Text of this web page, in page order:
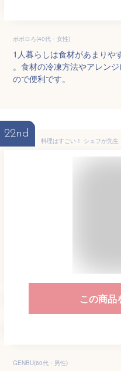
ポポロろ(40代・女性)
1人暮らしは食材があまりや
。食材の冷凍方法やアレン
ので便利です。
22nd
この商品
GENBU(60代・男性)